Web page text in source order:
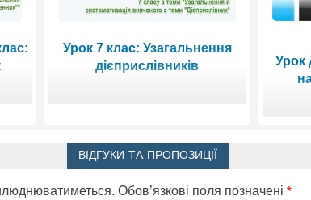
Урок 7 клас: Узагальнення
дієприслівників
Урок
ВІДГУКИ ТА ПРОПОЗИЦІЇ
Обов’язкові поля позначені *